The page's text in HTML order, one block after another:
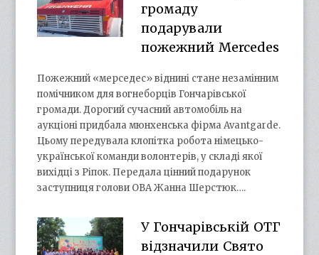
громаду
подарували
пожежний Mercedes
Пожежний «мерседес» віднині стане незамінним
помічником для вогнеборців Гончарівської
громади. Дорогий сучасний автомобіль на
аукціоні придбала мюнхенська фірма Avantgarde.
Цьому передувала клопітка робота німецько-
української команди волонтерів, у складі якої
вихідці з Ріпок. Передала цінний подарунок
заступниця голови ОВА Жанна Шерстюк….
У Гончарівській ОТГ
відзначили Свято